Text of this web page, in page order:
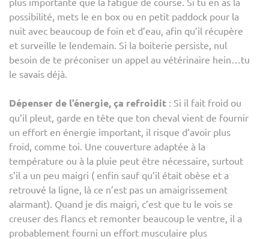
possibilité, mets le en box ou en petit paddock pour la
nuit avec beaucoup de foin et d’eau, afin qu’il récupère
et surveille le lendemain. Si la boiterie persiste, nul
besoin de te préconiser un appel au vétérinaire hein…tu
le savais déjà.
Dépenser de l’énergie, ça refroidit : Si il fait froid ou
qu’il pleut, garde en tête que ton cheval vient de fournir
un effort en énergie important, il risque d’avoir plus
froid, comme toi. Une couverture adaptée à la
température ou à la pluie peut être nécessaire, surtout
s’il a un peu maigri ( enfin sauf qu’il était obèse et a
retrouvé la ligne, là ce n’est pas un amaigrissement
alarmant). Quand je dis maigri, c’est que tu le vois se
creuser des flancs et remonter beaucoup le ventre, il a
probablement fourni un effort musculaire plus